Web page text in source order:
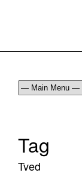
Tag
Tved